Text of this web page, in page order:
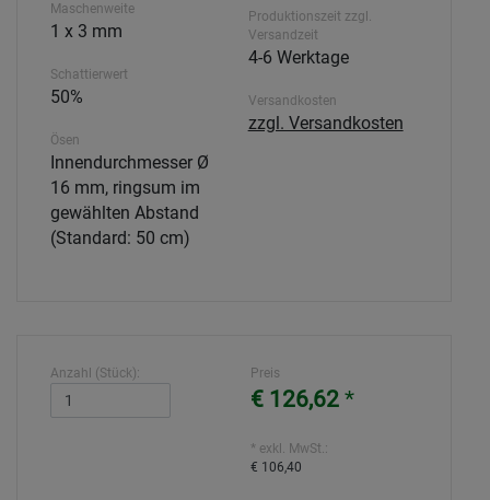
Maschenweite
1 x 3 mm
Schattierwert
50%
Ösen
Innendurchmesser Ø
16 mm, ringsum im
gewählten Abstand
(Standard: 50 cm)
Produktionszeit zzgl.
Versandzeit
4-6 Werktage
Versandkosten
zzgl. Versandkosten
Anzahl (Stück): Preis
€ 126,62 *
* exkl. MwSt.:
€ 106,40